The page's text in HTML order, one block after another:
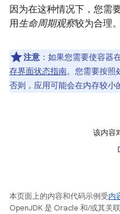
因为在这种情况下，您需
用生命周期观察较为合理。
注意 ：如果您需要使容器
存界面状态指南。您需要按照
否则，应用可能会在内存较小
该内容
本页面上的内容和代码示例受内
OpenJDK 是 Oracle 和/或其关联